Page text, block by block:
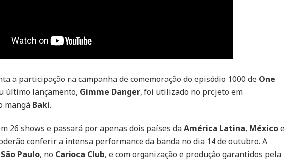
a participação na campanha de comemoração do episódio 1000 de One
último lançamento, Gimme Danger, foi utilizado no projeto em
mangá Baki.
26 shows e passará por apenas dois países daAmérica Latina, Méxicoe
conferir a intensa performance da banda no dia 14 de outubro. A
São Paulo, no Carioca Club, e com organização e produção garantidos pela